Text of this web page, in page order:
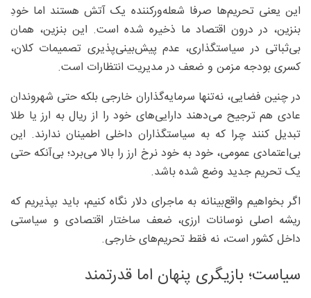
این یعنی تحریم‌ها صرفا شعله‌ورکننده یک آتش هستند اما خودِ
بنزین، در درون اقتصاد ما ذخیره شده است. این بنزین، همان
بی‌ثباتی در سیاستگذاری، عدم پیش‌بینی‌پذیری تصمیمات کلان،
کسری بودجه مزمن و ضعف در مدیریت انتظارات است.
در چنین فضایی، نه‌تنها سرمایه‌گذاران خارجی بلکه حتی شهروندان
عادی هم ترجیح می‌دهند دارایی‌های خود را از ریال به ارز یا طلا
تبدیل کنند چرا که به سیاستگذاران داخلی اطمینان ندارند. این
بی‌اعتمادی عمومی، خود به خود نرخ ارز را بالا می‌برد؛ بی‌آنکه حتی
یک تحریم جدید وضع شده باشد.
اگر بخواهیم واقع‌بینانه به ماجرای دلار نگاه کنیم، باید بپذیریم که
ریشه اصلی نوسانات ارزی، ضعف ساختار اقتصادی و سیاستی
داخل کشور است، نه فقط تحریم‌های خارجی.
سیاست؛ بازیگری پنهان اما قدرتمند